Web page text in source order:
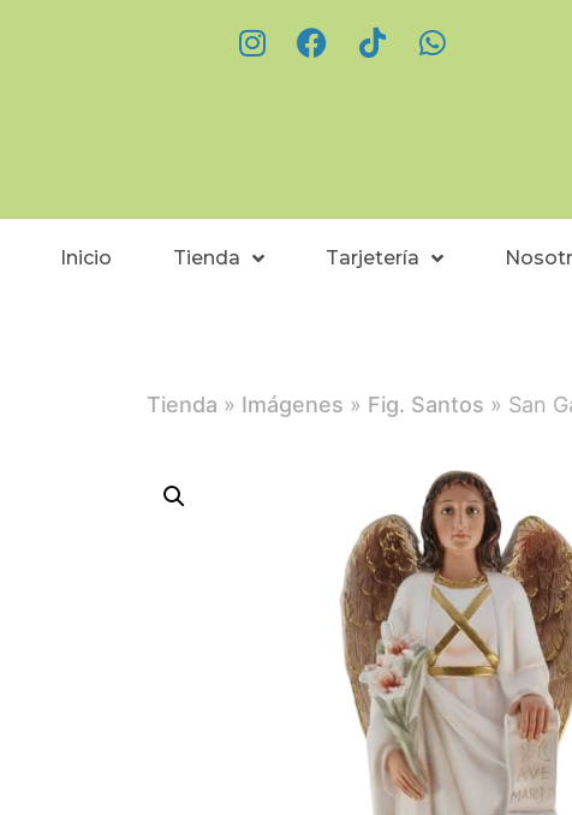
Inicio Tienda Tarjetería
Tienda » Imágenes » Fig. Santos » San